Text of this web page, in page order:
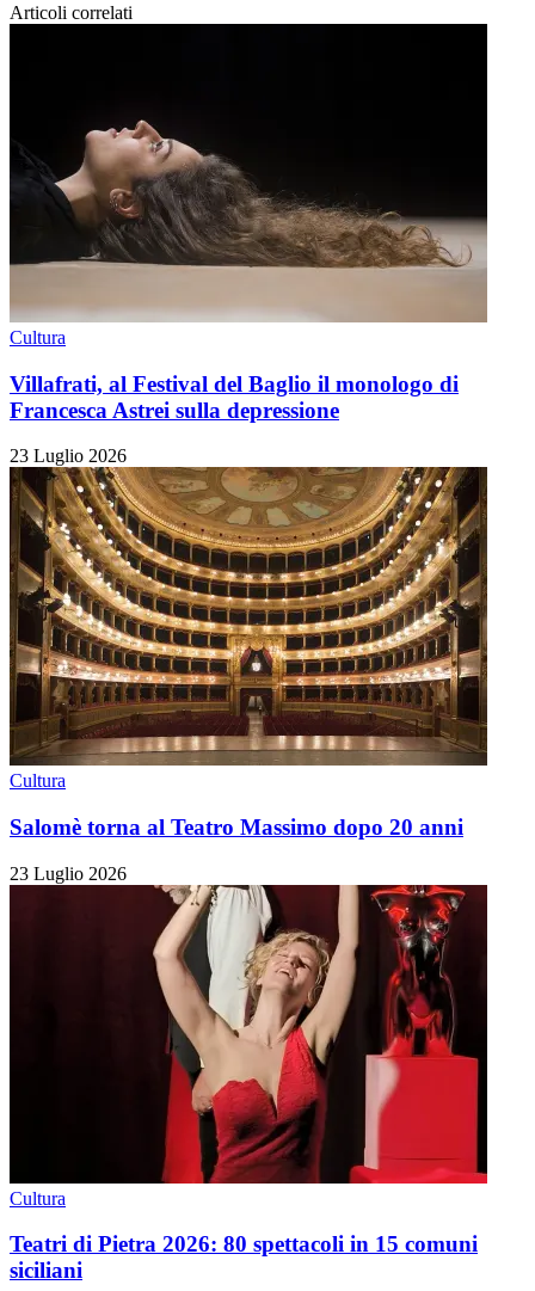
Articoli correlati
Cultura
Villafrati, al Festival del Baglio il monologo di
Francesca Astrei sulla depressione
23 Luglio 2026
Cultura
Salomè torna al Teatro Massimo dopo 20 anni
23 Luglio 2026
Cultura
Teatri di Pietra 2026: 80 spettacoli in 15 comuni
siciliani